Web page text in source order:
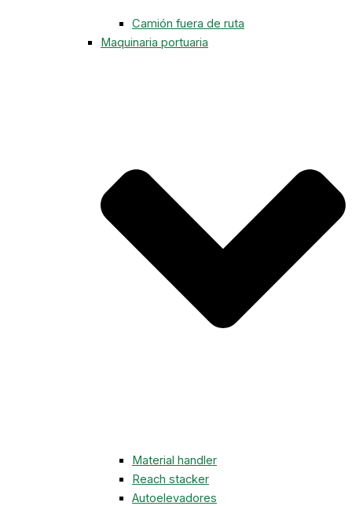
Camión fuera de ruta
Maquinaria portuaria
Material handler
Reach stacker
Autoelevadores